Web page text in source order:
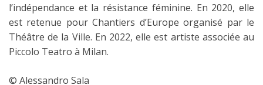
l’indépendance et la résistance féminine. En 2020, elle
est retenue pour Chantiers d’Europe organisé par le
Théâtre de la Ville. En 2022, elle est artiste associée au
Piccolo Teatro à Milan.
©️ Alessandro Sala